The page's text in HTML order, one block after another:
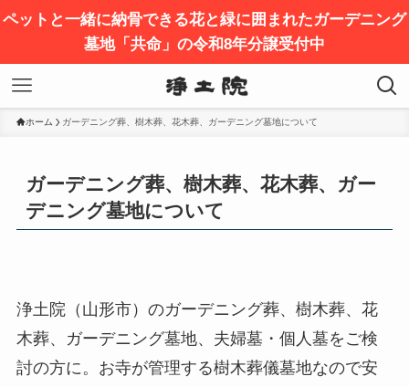
ペットと一緒に納骨できる花と緑に囲まれたガーデニング
墓地「共命」の令和8年分譲受付中
ホーム ガーデニング葬、樹木葬、花木葬、ガーデニング墓地について
ガーデニング葬、樹木葬、花木葬、ガー
デニング墓地について
浄土院（山形市）のガーデニング葬、樹木葬、花
木葬、ガーデニング墓地、夫婦墓・個人墓をご検
討の方に。お寺が管理する樹木葬儀墓地なので安